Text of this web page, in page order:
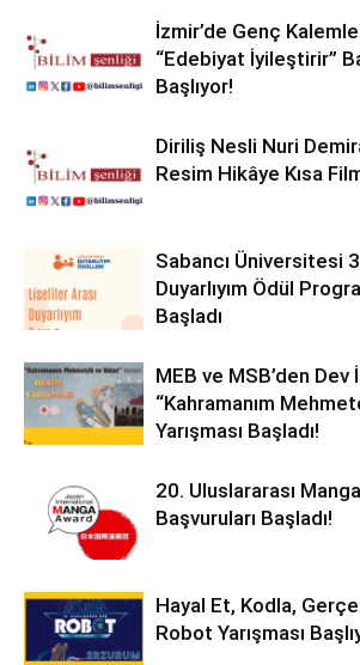
İzmir’de Genç
“Edebiyat İyileştirir”
Başlıyor!
Diriliş Nesli Nuri
Resim Hikâye Kısa
Sabancı Üniversitesi
Duyarlıyım Ödül
Başladı
MEB ve MSB’den Dev
“Kahramanım
Yarışması Başladı!
20. Uluslararası
Başvuruları Başladı!
Hayal Et, Kodla,
Robot Yarışması